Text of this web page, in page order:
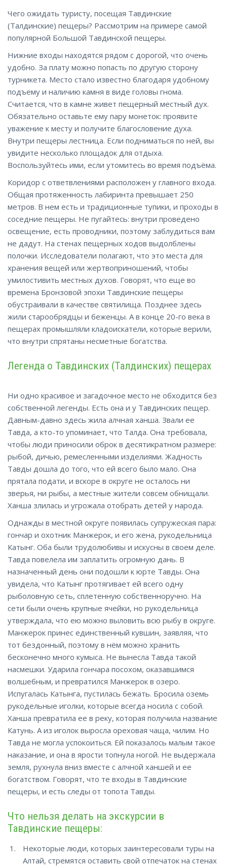
Чего ожидать туристу, посещая Тавдинские
(Талдинские) пещеры? Рассмотрим на примере самой
популярной Большой Тавдинской пещеры.
Нижние входы находятся рядом с дорогой, что очень
удобно. За плату можно попасть по другую сторону
турникета. Место стало известно благодаря удобному
подъему и наличию камня в виде головы гнома.
Считается, что в камне живет пещерный местный дух.
Обязательно оставьте ему пару монеток: проявите
уважение к месту и получите благословение духа.
Внутри пещеры лестница. Если подниматься по ней, вы
увидите несколько площадок для отдыха.
Воспользуйтесь ими, если утомитесь во время подъёма.
Коридор с ответвлениями расположен у главного входа.
Общая протяженность лабиринта превышает 250
метров. В нем есть и традиционные тупики, и проходы в
соседние пещеры. Не пугайтесь: внутри проведено
освещение, есть проводники, поэтому заблудиться вам
не дадут. На стенах пещерных ходов выдолблены
полочки. Исследователи полагают, что это места для
хранения вещей или жертвоприношений, чтобы
умилостивить местных духов. Говорят, что еще во
времена Бронзовой эпохи Тавдинские пещеры
обустраивали в качестве святилища. Позднее здесь
жили старообрядцы и беженцы. А в конце 20-го века в
пещерах промышляли кладоискатели, которые верили,
что внутри спрятаны несметные богатства.
Легенда о Тавдинских (Талдинских) пещерах
Ни одно красивое и загадочное место не обходится без
собственной легенды. Есть она и у Тавдинских пещер.
Давным-давно здесь жила алчная ханша. Звали ее
Тавда, а кто-то упоминает, что Талда. Она требовала,
чтобы люди приносили оброк в десятикратном размере:
рыбой, дичью, ремесленными изделиями. Жадность
Тавды дошла до того, что ей всего было мало. Она
прятала подати, и вскоре в округе не осталось ни
зверья, ни рыбы, а местные жители совсем обнищали.
Ханша злилась и угрожала отобрать детей у народа.
Однажды в местной округе появилась супружеская пара:
гончар и охотник Манжерок, и его жена, рукодельница
Катынг. Оба были трудолюбивы и искусны в своем деле.
Тавда повелела им заплатить огромную дань. В
назначенный день они подошли к юрте Тавды. Она
увидела, что Катынг протягивает ей всего одну
рыболовную сеть, сплетенную собственноручно. На
сети были очень крупные ячейки, но рукодельница
утверждала, что ею можно выловить всю рыбу в округе.
Манжерок принес единственный кувшин, заявляя, что
тот бездонный, поэтому в нём можно хранить
бесконечно много кумыса. Не вынесла Тавда такой
насмешки. Ударила гончара посохом, оказавшимся
волшебным, и превратился Манжерок в озеро.
Испугалась Катынга, пустилась бежать. Бросила оземь
рукодельные иголки, которые всегда носила с собой.
Ханша превратила ее в реку, которая получила название
Катунь. А из иголок выросла ореховая чаща, чилим. Но
Тавда не могла успокоиться. Ей показалось малым такое
наказание, и она в ярости топнула ногой. Не выдержала
земля, рухнула вниз вместе с алчной ханшей и ее
богатством. Говорят, что те входы в Тавдинские
пещеры, и есть следы от топота Тавды.
Что нельзя делать на экскурсии в
Тавдинские пещеры:
Некоторые люди, которых заинтересовали туры на
Алтай, стремятся оставить свой отпечаток на стенах